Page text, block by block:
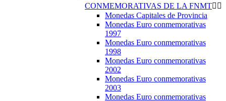
CONMEMORATIVAS DE LA FNMT 
Monedas Capitales de Provincia
Monedas Euro conmemorativas
1997
Monedas Euro conmemorativas
1998
Monedas Euro conmemorativas
2002
Monedas Euro conmemorativas
2003
Monedas Euro conmemorativas